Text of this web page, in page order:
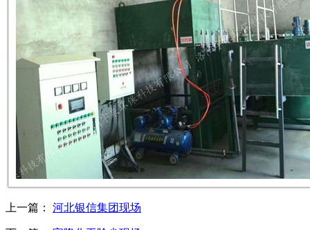
上一篇： 河北银信集团现场